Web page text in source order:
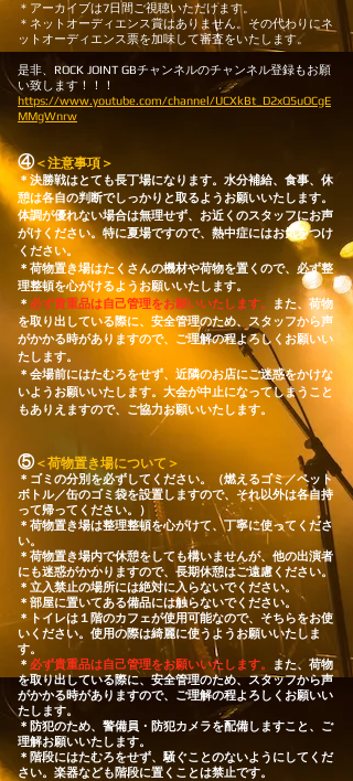
＊アーカイブは7日間ご視聴いただけます。
​＊ネットオーディエンス賞はありません。その代わりにネ
ットオーディエンス票を加味して審査をいたします。
是非、ROCK JOINT GBチャンネルのチャンネル登録もお願
い致します！！！
https://www.youtube.com/channel/UCXkBt_D2xQ5uOCgE
MMgWnrw
④＜注意事項＞
＊決勝戦はとても長丁場になります。水分補給、食事、休
憩は各自の判断でしっかりと取るようお願いいたします。
体調が優れない場合は無理せず、お近くのスタッフにお声
がけください。特に夏場ですので、熱中症にはお気をつけ
ください。
＊ 荷物置き場はたくさんの機材や荷物を置くので、必ず整
理整頓を心がけるようお願いいたします。
＊ 必ず貴重品は自己管理をお願いいたします。 また、荷物
を取り出している際に、安全管理のため、スタッフから声
がかかる時がありますので、ご理解の程よろしくお願いい
たします。
＊会場前にはたむろをせず、近隣のお店にご迷惑をかけな
いようお願いいたします。大会が中止になってしまうこと
もありえますので、ご協力お願いいたします。
⑤＜荷物置き場について＞
＊ゴミの分別を必ずしてください。（燃えるゴミ／ペット
ボトル／缶のゴミ袋を設置しますので、それ以外は各自持
って帰ってください。）
＊荷物置き場は整理整頓を心がけて、丁寧に使ってくださ
い。
＊荷物置き場内で休憩をしても構いませんが、他の出演者
にも迷惑がかかりますので、長期休憩はご遠慮ください。
＊立入禁止の場所には絶対に入らないでください。
＊部屋に置いてある備品には触らないでください。
＊トイレは１階のカフェが使用可能なので、そちらをお使
いください。使用の際は綺麗に使うようお願いいたしま
す。
＊ 必ず貴重品は自己管理をお願いいたします。 また、荷物
を取り出している際に、安全管理のため、スタッフから声
がかかる時がありますので、ご理解の程よろしくお願いい
たします。
​＊防犯のため、警備員・防犯カメラを配備しますこと、ご
理解お願いいたします。
＊階段にはたむろをせず、騒ぐことのないようにしてくだ
さい。楽器なども階段に置くことは禁止です。